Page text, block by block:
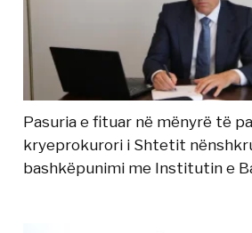
Pasuria e fituar në mënyrë të
kryeprokurori i Shtetit
bashkëpunimi me Institutin e